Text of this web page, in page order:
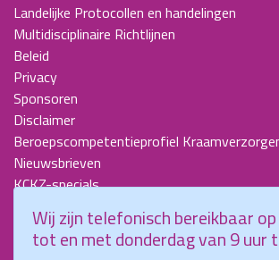
Landelijke Protocollen en handelingen
Multidisciplinaire Richtlijnen
Beleid
Privacy
Sponsoren
Disclaimer
Beroepscompetentieprofiel
Nieuwsbrieven
KCKZ-specials
Contact
Wij zijn telefonisch bereikbaar
tot en met donderdag van 9 uur